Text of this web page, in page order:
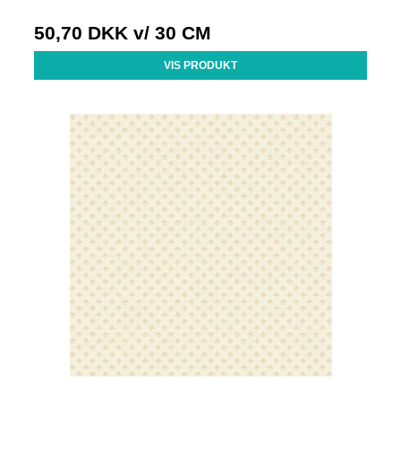
50,70 DKK v/ 30 CM
VIS PRODUKT